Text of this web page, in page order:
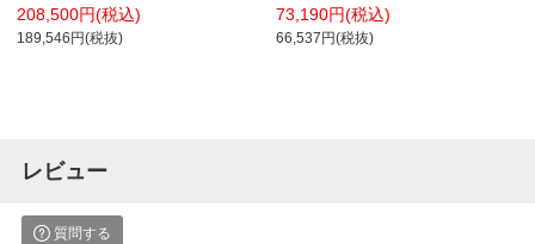
1200×奥行1200×高さ624mm 円形 リノ
リウム天板 脚ブラック LT-
RGC12MLE6AF
208,500円(税込)
189,546円(税抜)
幅1800×奥行750×高さ720mm MT-
JTMR187 コクヨ JUTO ジュート ミー
ティングテーブル 休憩室
73,190円(税込)
66,537円(税抜)
レビュー
質問する